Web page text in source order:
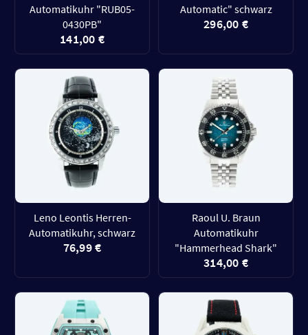
Automatikuhr "RUB05-
0430PB"
141,00 €
Automatic" schwarz
296,00 €
Leno Leontis Herren-
Automatikuhr, schwarz
76,99 €
Raoul U. Braun
Automatikuhr
"Hammerhead Shark"
314,00 €